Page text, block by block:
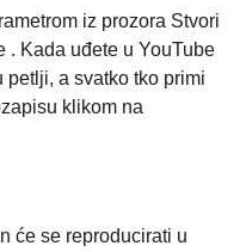
iz prozora Stvori
. Kada uđete u YouTube
a svatko tko primi
klikom na
će se reproducirati u